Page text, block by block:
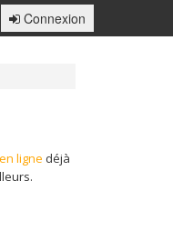
Connexion
ligne déjà